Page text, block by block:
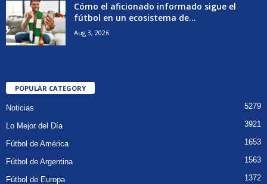
Cómo el aficionado informado sigue el
fútbol en un ecosistema de...
Aug 3, 2026
POPULAR CATEGORY
Noticias 5279
Lo Mejor del Día 3921
Fútbol de América 1653
Fútbol de Argentina 1563
Fútbol de Europa 1372